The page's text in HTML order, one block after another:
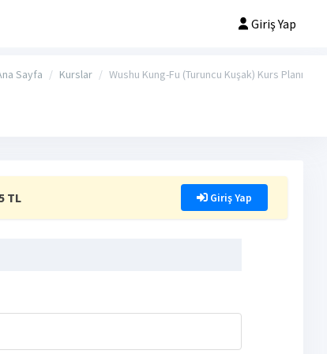
Giriş Yap
Sayfa Kurslar Wushu Kung-Fu (Turuncu Kuşak) Kurs Planı
TL Giriş Yap